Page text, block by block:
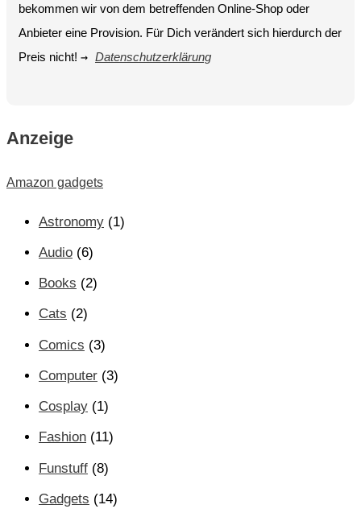
bekommen wir von dem betreffenden Online-Shop oder
Anbieter eine Provision. Für Dich verändert sich hierdurch der
Preis nicht! → Datenschutzerklärung
Anzeige
Amazon gadgets
Astronomy (1)
Audio (6)
Books (2)
Cats (2)
Comics (3)
Computer (3)
Cosplay (1)
Fashion (11)
Funstuff (8)
Gadgets (14)